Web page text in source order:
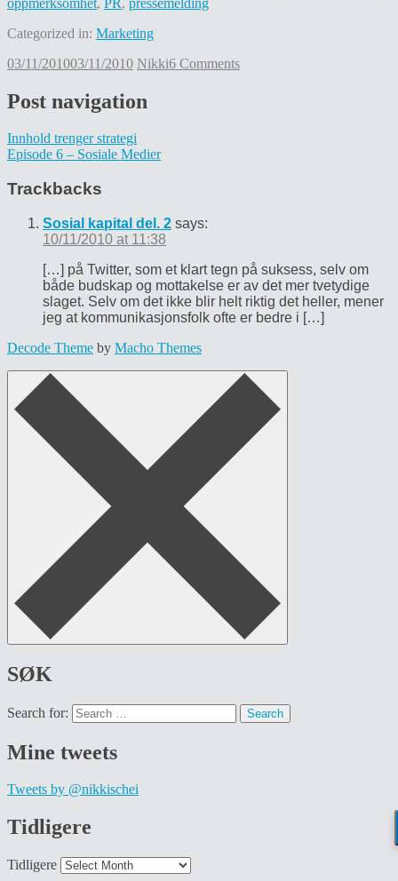
Categorized in: Marketing
03/11/201003/11/2010 Nikki6 Comments
Post navigation
Innhold trenger strategi
Episode 6 – Sosiale Medier
Trackbacks
Sosial kapital del. 2 says:
10/11/2010 at 11:38
[…] på Twitter, som et klart tegn på suksess, selv om
både budskap og mottakelse er av det mer tvetydige
slaget. Selv om det ikke blir helt riktig det heller, mener
jeg at kommunikasjonsfolk ofte er bedre i […]
Decode Theme by Macho Themes
SØK
Search for:
Mine tweets
Tweets by @nikkischei
Tidligere
Tidligere